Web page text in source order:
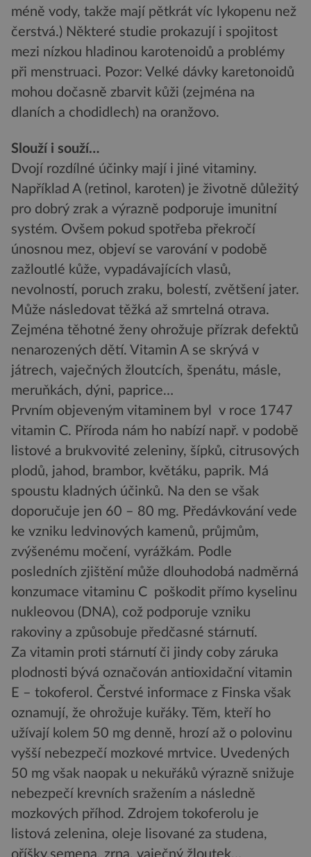
méně vody, takže mají pětkrát víc lykopenu než
čerstvá.) Některé studie prokazují i spojitost
mezi nízkou hladinou karotenoidů a problémy
při menstruaci. Pozor: Velké dávky karetonoidů
mohou dočasně zbarvit kůži (zejména na
dlaních a chodidlech) na oranžovo.
Slouží i souží…
Dvojí rozdílné účinky mají i jiné vitaminy.
Například A (retinol, karoten) je životně důležitý
pro dobrý zrak a výrazně podporuje imunitní
systém. Ovšem pokud spotřeba překročí
únosnou mez, objeví se varování v podobě
zažloutlé kůže, vypadávajících vlasů,
nevolností, poruch zraku, bolestí, zvětšení jater.
Může následovat těžká až smrtelná otrava.
Zejména těhotné ženy ohrožuje přízrak defektů
nenarozených dětí. Vitamin A se skrývá v
játrech, vaječných žloutcích, špenátu, másle,
meruňkách, dýni, paprice…
Prvním objeveným vitaminem byl v roce 1747
vitamin C. Příroda nám ho nabízí např. v podobě
listové a brukvovité zeleniny, šípků, citrusových
plodů, jahod, brambor, květáku, paprik. Má
spoustu kladných účinků. Na den se však
doporučuje jen 60 – 80 mg. Předávkování vede
ke vzniku ledvinových kamenů, průjmům,
zvýšenému močení, vyrážkám. Podle
posledních zjištění může dlouhodobá nadměrná
konzumace vitaminu C poškodit přímo kyselinu
nukleovou (DNA), což podporuje vzniku
rakoviny a způsobuje předčasné stárnutí.
Za vitamin proti stárnutí či jindy coby záruka
plodnosti bývá označován antioxidační vitamin
E – tokoferol. Čerstvé informace z Finska však
oznamují, že ohrožuje kuřáky. Těm, kteří ho
užívají kolem 50 mg denně, hrozí až o polovinu
vyšší nebezpečí mozkové mrtvice. Uvedených
50 mg však naopak u nekuřáků výrazně snižuje
nebezpečí krevních sražením a následně
mozkových příhod. Zdrojem tokoferolu je
listová zelenina, oleje lisované za studena,
oříšky,semena, zrna, vaječný žloutek…